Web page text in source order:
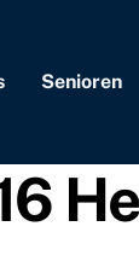
Senioren